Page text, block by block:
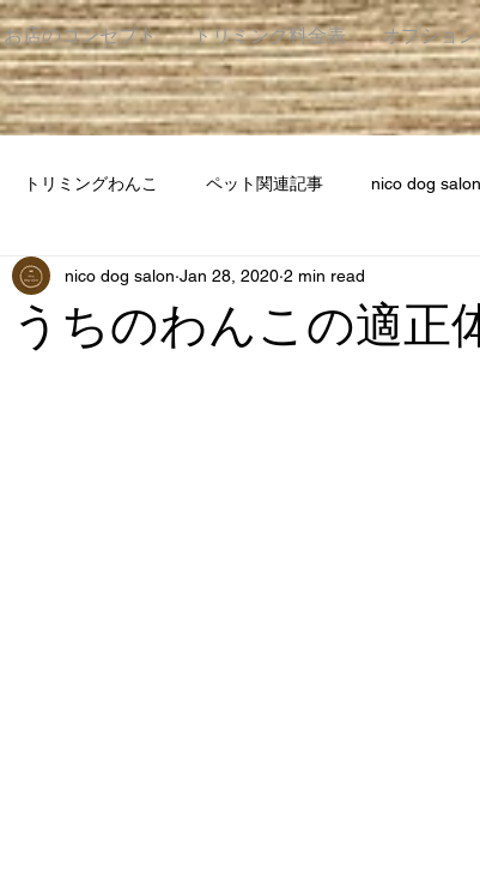
お店のコンセプト トリミング料金表 オプショ
トリミングわんこ ペット関連記事 nico dog
うちのわんこの適正
nico dog salon Jan 28, 2020 2 min read